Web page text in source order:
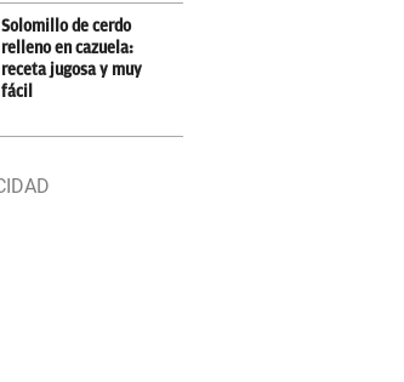
Solomillo de cerdo
relleno en cazuela:
receta jugosa y muy
fácil